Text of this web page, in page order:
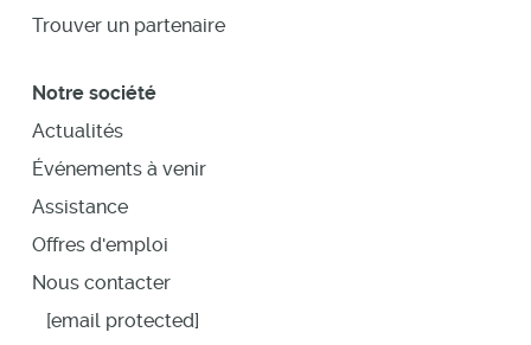
Trouver un partenaire
Notre société
Actualités
Événements à venir
Assistance
Offres d'emploi
Nous contacter
[email protected]